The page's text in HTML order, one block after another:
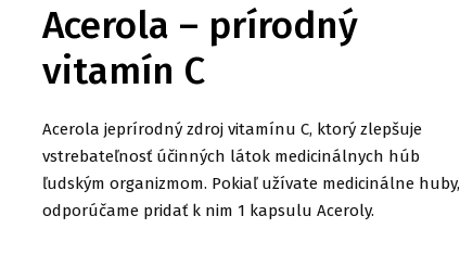
Acerola – prírodný
vitamín C
Acerola jeprírodný zdroj vitamínu C, ktorý zlepšuje
vstrebateľnosť účinných látok medicinálnych húb
ľudským organizmom. Pokiaľ užívate medicinálne huby,
odporúčame pridať k nim 1 kapsulu Aceroly.